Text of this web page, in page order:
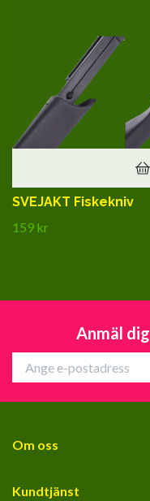
SVEJAKT Fiskekniv
159 kr
Anmäl
Om oss
Kundtjänst